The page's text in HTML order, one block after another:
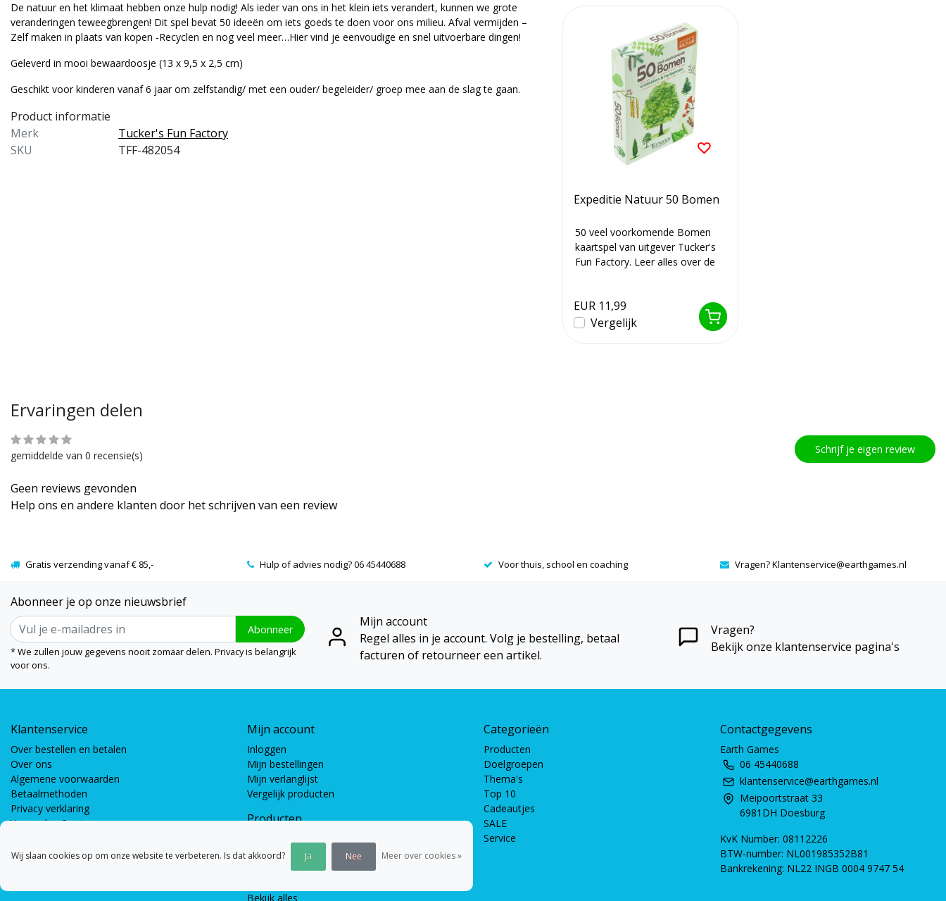
De natuur en het klimaat hebben onze hulp nodig! Als ieder van ons in het klein iets verandert, kunnen we grote
veranderingen teweegbrengen! Dit spel bevat 50 ideeën om iets goeds te doen voor ons milieu. Afval vermijden –
Zelf maken in plaats van kopen -Recyclen en nog veel meer…Hier vind je eenvoudige en snel uitvoerbare dingen!
Geleverd in mooi bewaardoosje (13 x 9,5 x 2,5 cm)
Geschikt voor kinderen vanaf 6 jaar om zelfstandig/ met een ouder/ begeleider/ groep mee aan de slag te gaan.
Product informatie
Merk
Tucker's Fun Factory
SKU
TFF-482054
Expeditie Natuur 50 Bomen
50 veel voorkomende Bomen
kaartspel van uitgever Tucker's
Fun Factory. Leer alles over de
EUR 11,99
Vergelijk
Ervaringen delen
gemiddelde van 0 recensie(s) Schrijf je eigen review
Geen reviews gevonden
Help ons en andere klanten door het schrijven van een review
Gratis verzending vanaf € 85,- Hulp of advies nodig? 06 45440688 Voor thuis, school en coaching Vragen?Klantenservice@earthgames.nl
Abonneer je op onze nieuwsbrief
Abonneer
* We zullen jouw gegevens nooit zomaar delen. Privacy is belangrijk
voor ons.
Mijn account
Regel alles in je account. Volg je bestelling, betaal
facturen of retourneer een artikel.
Vragen?
Bekijk onze klantenservice pagina's
Klantenservice
Over bestellen en betalen
Over ons
Algemene voorwaarden
Betaalmethoden
Privacy verklaring
Verzenden & retourneren
Mijn account
Inloggen
Mijn bestellingen
Mijn verlanglijst
Vergelijk producten
Producten
Bewegingsspellen
Gespreksspellen
Bekijk alles
Categorieën
Producten
Doelgroepen
Thema's
Top 10
Cadeautjes
SALE
Service
Contactgegevens
Earth Games
06 45440688
klantenservice@earthgames.nl
Meipoortstraat 33
6981DH Doesburg
KvK Number: 08112226
BTW-number: NL001985352B81
Bankrekening: NL22 INGB 0004 9747 54
Wij slaan cookies op om onze website te verbeteren. Is dat akkoord? Ja Nee Meer over cookies »